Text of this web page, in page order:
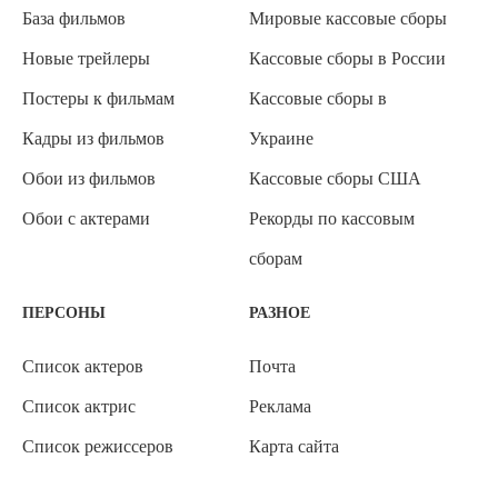
База фильмов
Новые трейлеры
Постеры к фильмам
Кадры из фильмов
Обои из фильмов
Обои с актерами
Мировые кассовые сборы
Кассовые сборы в России
Кассовые сборы в
Украине
Кассовые сборы США
Рекорды по кассовым
сборам
ПЕРСОНЫ
Список актеров
Список актрис
Список режиссеров
РАЗНОЕ
Почта
Реклама
Карта сайта